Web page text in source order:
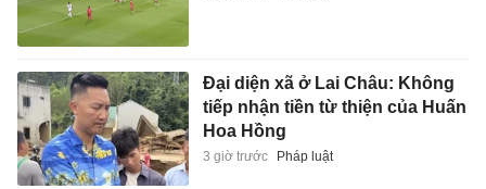
Đại diện xã ở Lai Châu: Không
tiếp nhận tiền từ thiện của Huấn
Hoa Hồng
3 giờ trước Pháp luật